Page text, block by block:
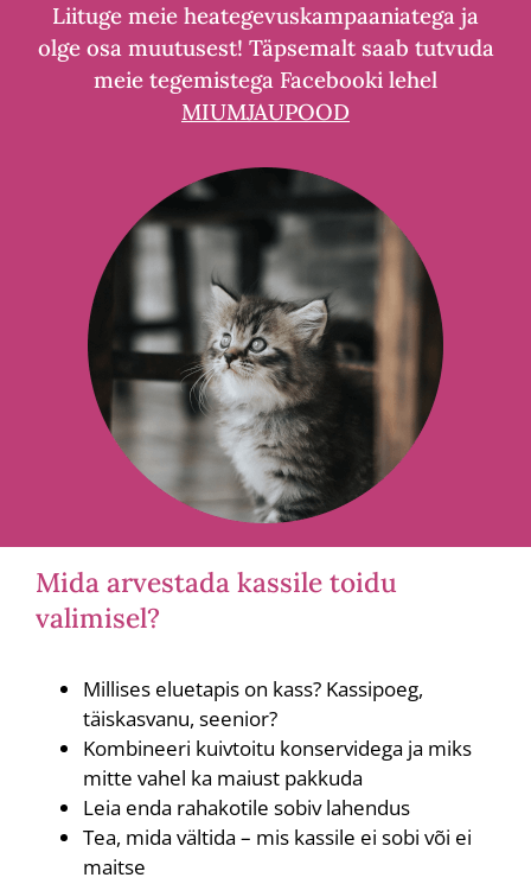
Liituge meie heategevuskampaaniatega ja
olge osa muutusest! Täpsemalt saab tutvuda
meie tegemistega Facebooki lehel
MIUMJAUPOOD
Mida arvestada kassile toidu
valimisel?
Millises eluetapis on kass? Kassipoeg,
täiskasvanu, seenior?
Kombineeri kuivtoitu konservidega ja miks
mitte vahel ka maiust pakkuda
Leia enda rahakotile sobiv lahendus
Tea, mida vältida – mis kassile ei sobi või ei
maitse